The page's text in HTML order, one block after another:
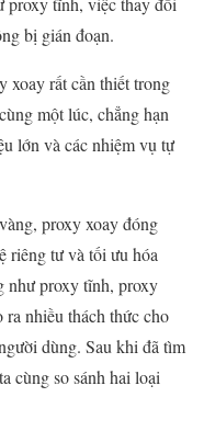
bị gián đoạn.
xoay rất cần thiết trong
một lúc, chẳng hạn
lớn và các nhiệm vụ tự
proxy xoay đóng
riêng tư và tối ưu hóa
như proxy tĩnh, proxy
ra nhiều thách thức cho
dùng. Sau khi đã tìm
cùng so sánh hai loại